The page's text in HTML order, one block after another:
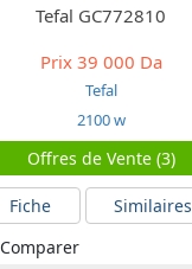
Tefal GC772810
Prix39 000 Da
Tefal
2100 w
Offres de Vente (3)
Fiche
Similaires
Comparer